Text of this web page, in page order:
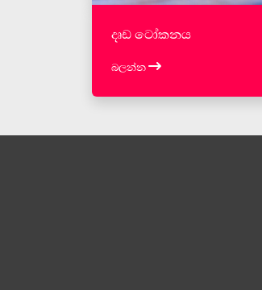
දෘඩ ටෝකනය
බලන්න